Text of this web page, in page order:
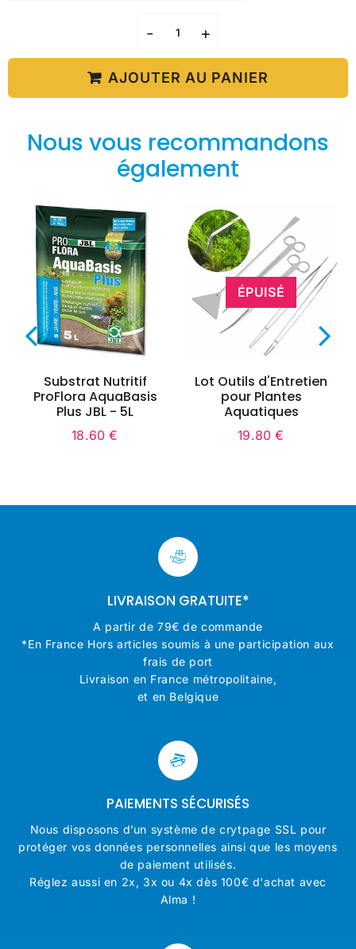
- +
AJOUTER AU PANIER
Nous vous recommandons
également
Substrat Nutritif
ProFlora AquaBasis
Plus JBL - 5L
Prix
18.60 €
ÉPUISÉ
Lot Outils d'Entretien
pour Plantes
Aquatiques
Prix
19.80 €
LIVRAISON GRATUITE*
A partir de 79€ de commande
*En France Hors articles soumis à une participation aux
frais de port
Livraison en France métropolitaine,
et en Belgique
PAIEMENTS SÉCURISÉS
Nous disposons d’un système de crytpage SSL pour
protéger vos données personnelles ainsi que les moyens
de paiement utilisés.
Réglez aussi en 2x, 3x ou 4x dès 100€ d'achat avec
Alma !